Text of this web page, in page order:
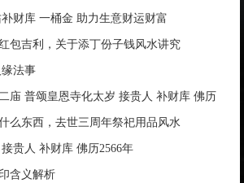
财库 一桶金 助力生意财运财富
包吉利，关于添丁份子钱风水讲究
法事
庙 普颂皇恩寺化太岁 接贵人 补财库 佛历
么东西，去世三周年祭祀用品风水
贵人 补财库 佛历2566年
含义解析